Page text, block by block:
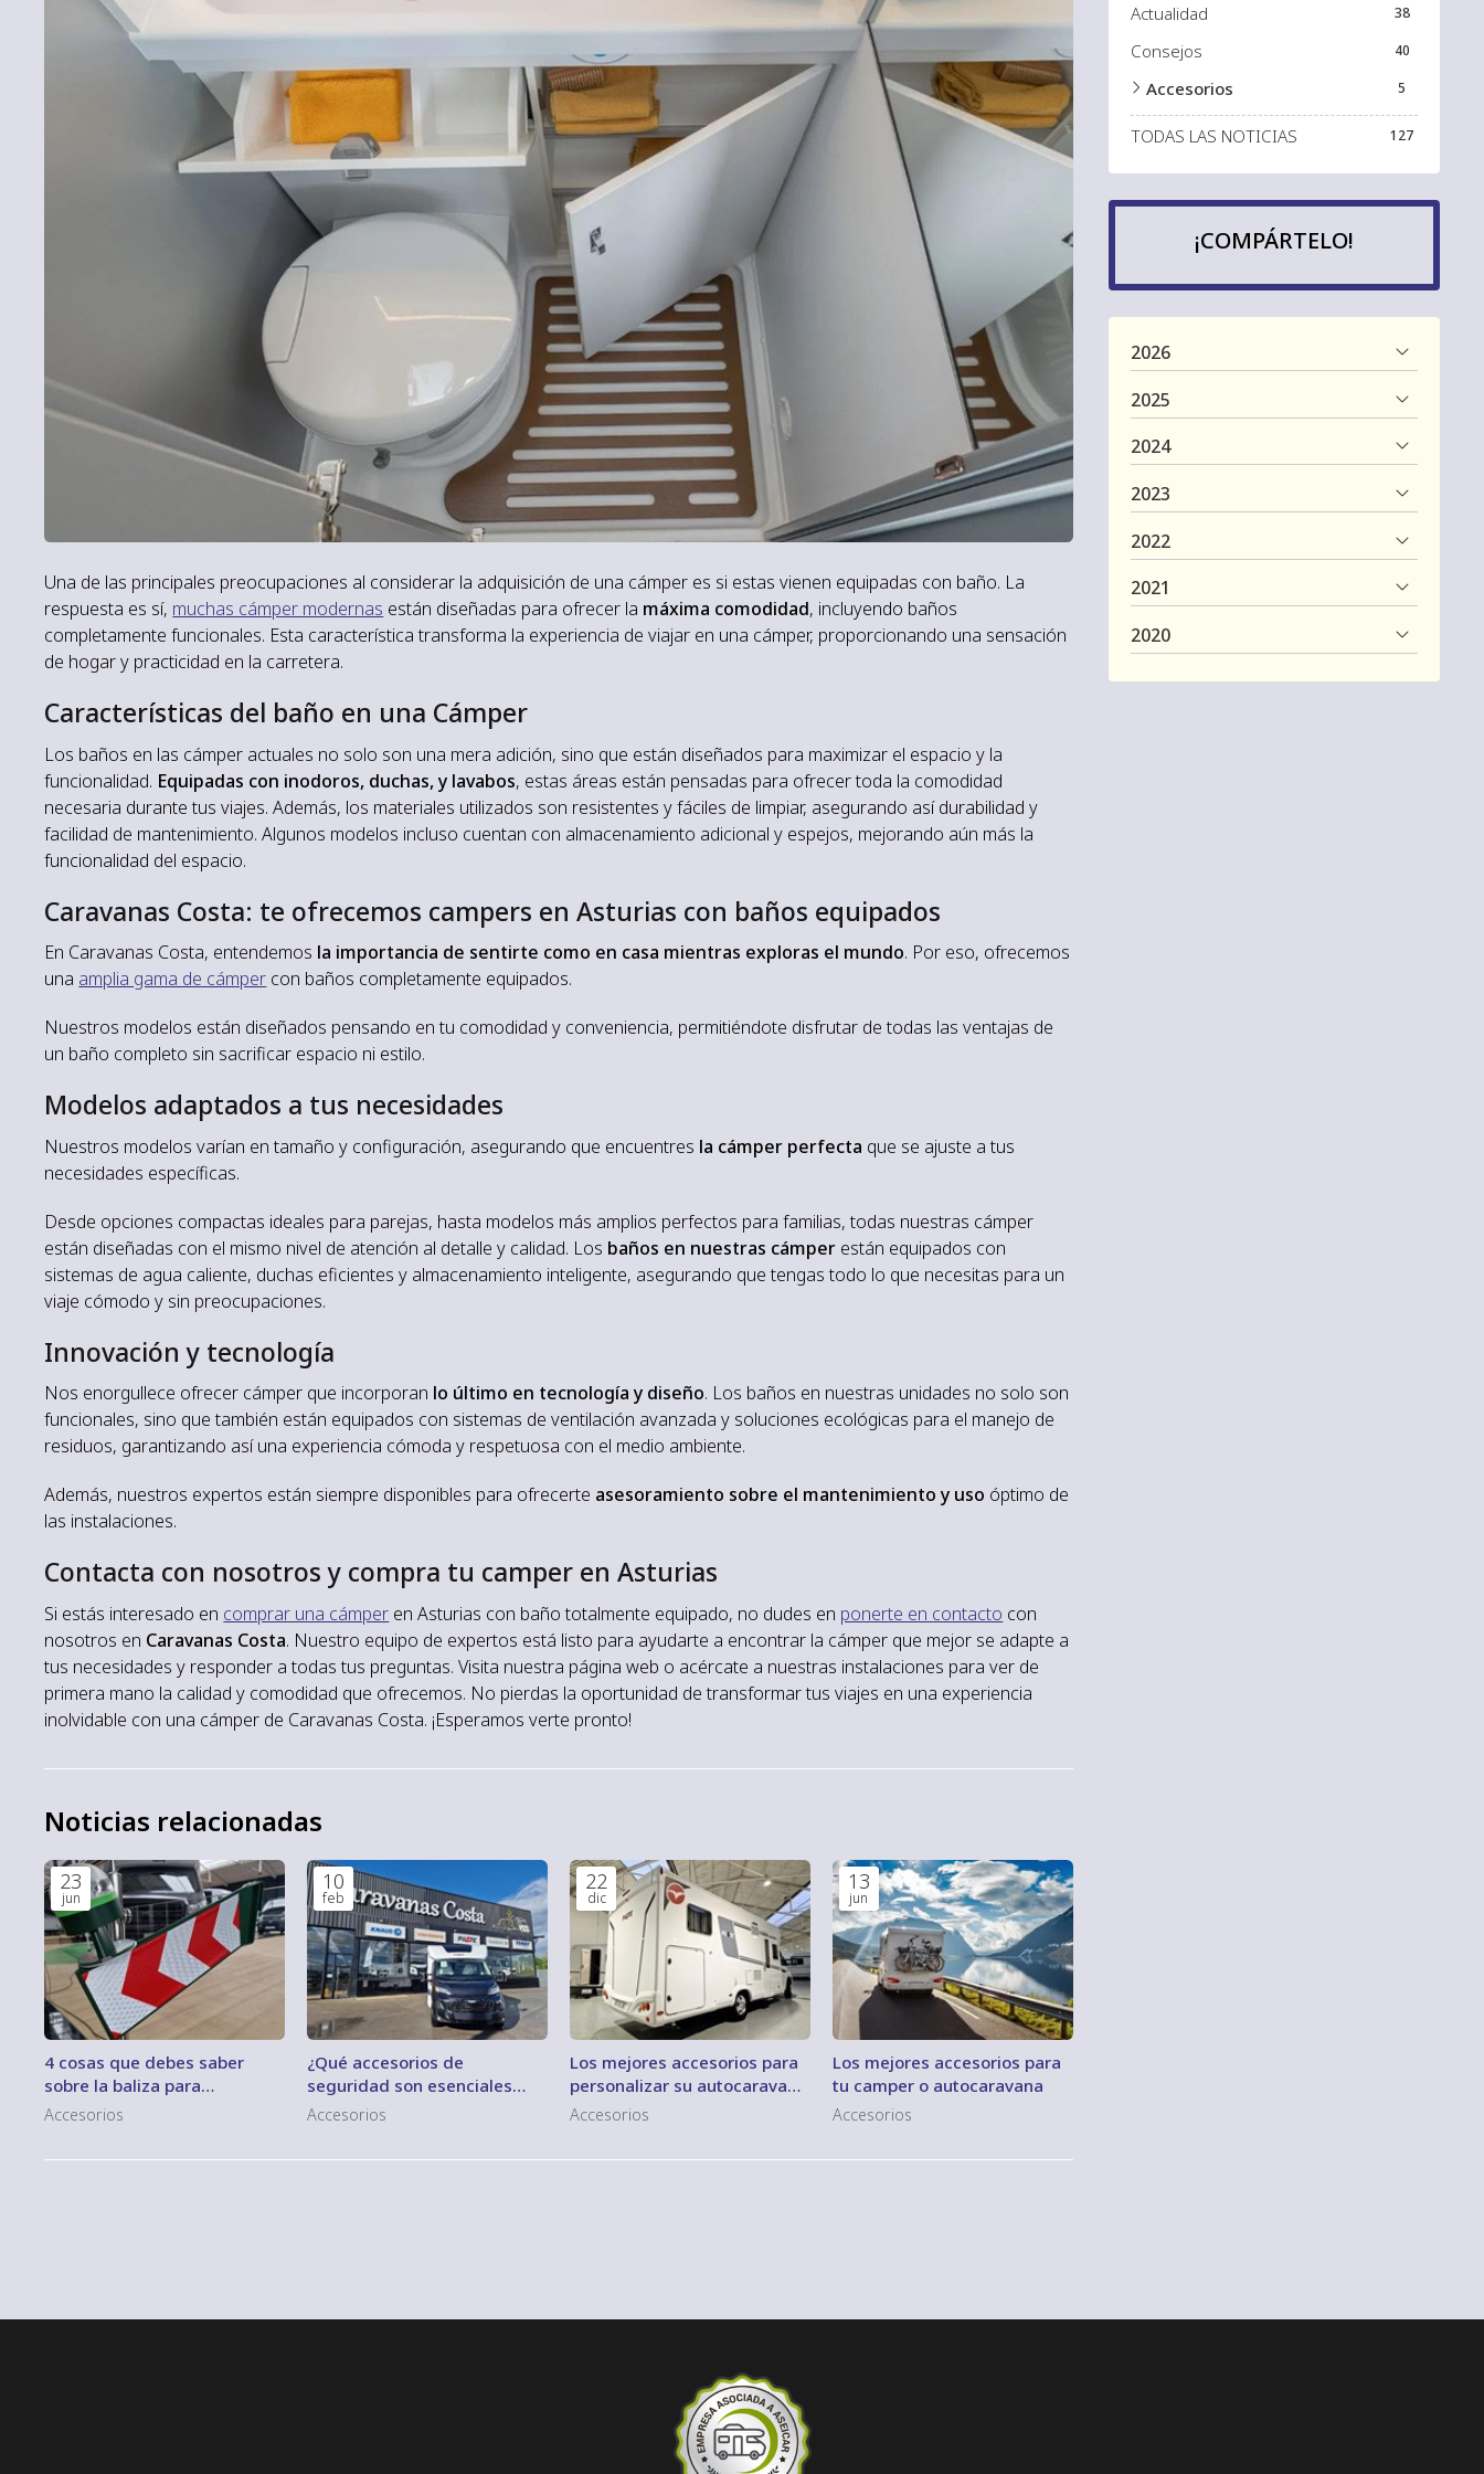
TODAS LAS NOTICIAS 127
Actualidad 38
Consejos 40
Accesorios 5
Una de las principales preocupaciones al considerar la adquisición de una cámper es si estas vienen equipadas con baño. La
respuesta es sí, muchas cámper modernas están diseñadas para ofrecer la máxima comodidad, incluyendo baños
completamente funcionales. Esta característica transforma la experiencia de viajar en una cámper, proporcionando una sensación
de hogar y practicidad en la carretera.
Características del baño en una Cámper
Los baños en las cámper actuales no solo son una mera adición, sino que están diseñados para maximizar el espacio y la
funcionalidad. Equipadas con inodoros, duchas, y lavabos, estas áreas están pensadas para ofrecer toda la comodidad
necesaria durante tus viajes. Además, los materiales utilizados son resistentes y fáciles de limpiar, asegurando así durabilidad y
facilidad de mantenimiento. Algunos modelos incluso cuentan con almacenamiento adicional y espejos, mejorando aún más la
funcionalidad del espacio.
Caravanas Costa: te ofrecemos campers en Asturias con baños equipados
En Caravanas Costa, entendemos la importancia de sentirte como en casa mientras exploras el mundo. Por eso, ofrecemos
una amplia gama de cámper con baños completamente equipados.
Nuestros modelos están diseñados pensando en tu comodidad y conveniencia, permitiéndote disfrutar de todas las ventajas de
un baño completo sin sacrificar espacio ni estilo.
Modelos adaptados a tus necesidades
Nuestros modelos varían en tamaño y configuración, asegurando que encuentres la cámper perfecta que se ajuste a tus
necesidades específicas.
Desde opciones compactas ideales para parejas, hasta modelos más amplios perfectos para familias, todas nuestras cámper
están diseñadas con el mismo nivel de atención al detalle y calidad. Los baños en nuestras cámper están equipados con
sistemas de agua caliente, duchas eficientes y almacenamiento inteligente, asegurando que tengas todo lo que necesitas para un
viaje cómodo y sin preocupaciones.
Innovación y tecnología
Nos enorgullece ofrecer cámper que incorporan lo último en tecnología y diseño. Los baños en nuestras unidades no solo son
funcionales, sino que también están equipados con sistemas de ventilación avanzada y soluciones ecológicas para el manejo de
residuos, garantizando así una experiencia cómoda y respetuosa con el medio ambiente.
Además, nuestros expertos están siempre disponibles para ofrecerte asesoramiento sobre el mantenimiento y uso óptimo de
las instalaciones.
Contacta con nosotros y compra tu camper en Asturias
Si estás interesado en comprar una cámper en Asturias con baño totalmente equipado, no dudes en ponerte en contacto con
nosotros en Caravanas Costa. Nuestro equipo de expertos está listo para ayudarte a encontrar la cámper que mejor se adapte a
tus necesidades y responder a todas tus preguntas. Visita nuestra página web o acércate a nuestras instalaciones para ver de
primera mano la calidad y comodidad que ofrecemos. No pierdas la oportunidad de transformar tus viajes en una experiencia
inolvidable con una cámper de Caravanas Costa. ¡Esperamos verte pronto!
Noticias relacionadas
23
jun
4 cosas que debes saber
sobre la baliza para
autocaravanas
Accesorios
10
feb
¿Qué accesorios de
seguridad son esenciales
para su caravana o
Accesorios
22
dic
Los mejores accesorios para
personalizar su autocaravana
y hacerla única
Accesorios
13
jun
Los mejores accesorios para
tu camper o autocaravana
Accesorios
¡COMPÁRTELO!
2026
2025
2024
2023
2022
2021
2020